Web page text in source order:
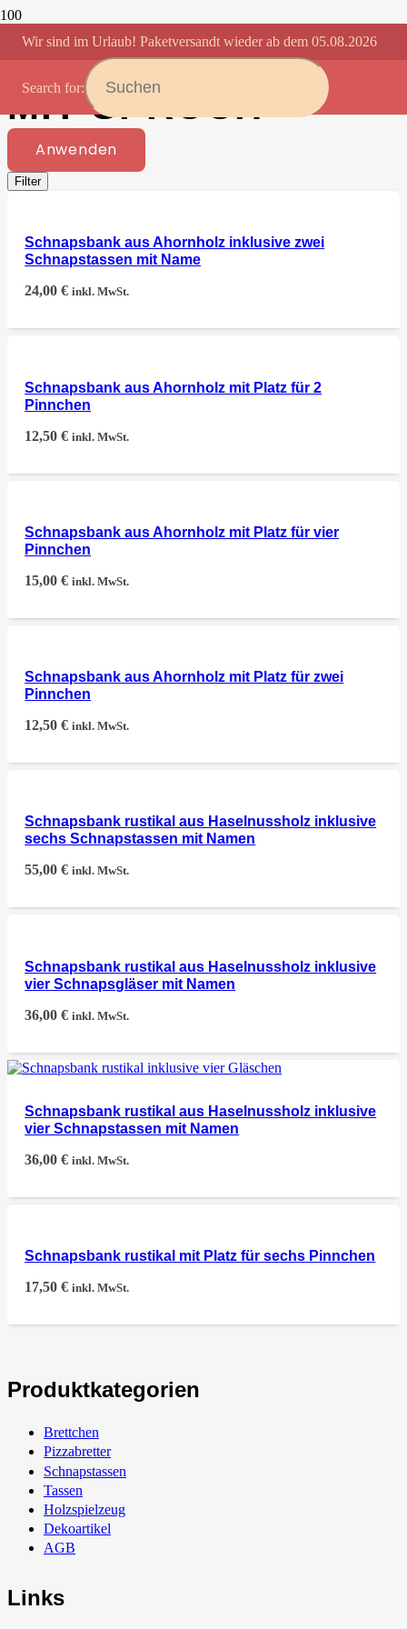
Wir sind im Urlaub! Paketversandt wieder ab dem 05.08.2026
Search for:
SCHNAPSBANK
MIT SPRUCH
Anwenden
Filter
Schnapsbank aus Ahornholz inklusive zwei
Schnapstassen mit Name
24,00€ inkl. MwSt.
Schnapsbank aus Ahornholz mit Platz für 2
Pinnchen
12,50€ inkl. MwSt.
Schnapsbank aus Ahornholz mit Platz für vier
Pinnchen
15,00€ inkl. MwSt.
Schnapsbank aus Ahornholz mit Platz für zwei
Pinnchen
12,50€ inkl. MwSt.
Schnapsbank rustikal aus Haselnussholz inklusive
sechs Schnapstassen mit Namen
55,00€ inkl. MwSt.
Schnapsbank rustikal aus Haselnussholz inklusive
vier Schnapsgläser mit Namen
36,00€ inkl. MwSt.
Schnapsbank rustikal aus Haselnussholz inklusive
vier Schnapstassen mit Namen
36,00€ inkl. MwSt.
Schnapsbank rustikal mit Platz für sechs Pinnchen
17,50€ inkl. MwSt.
Produktkategorien
Brettchen
Pizzabretter
Schnapstassen
Tassen
Holzspielzeug
Dekoartikel
AGB
Links